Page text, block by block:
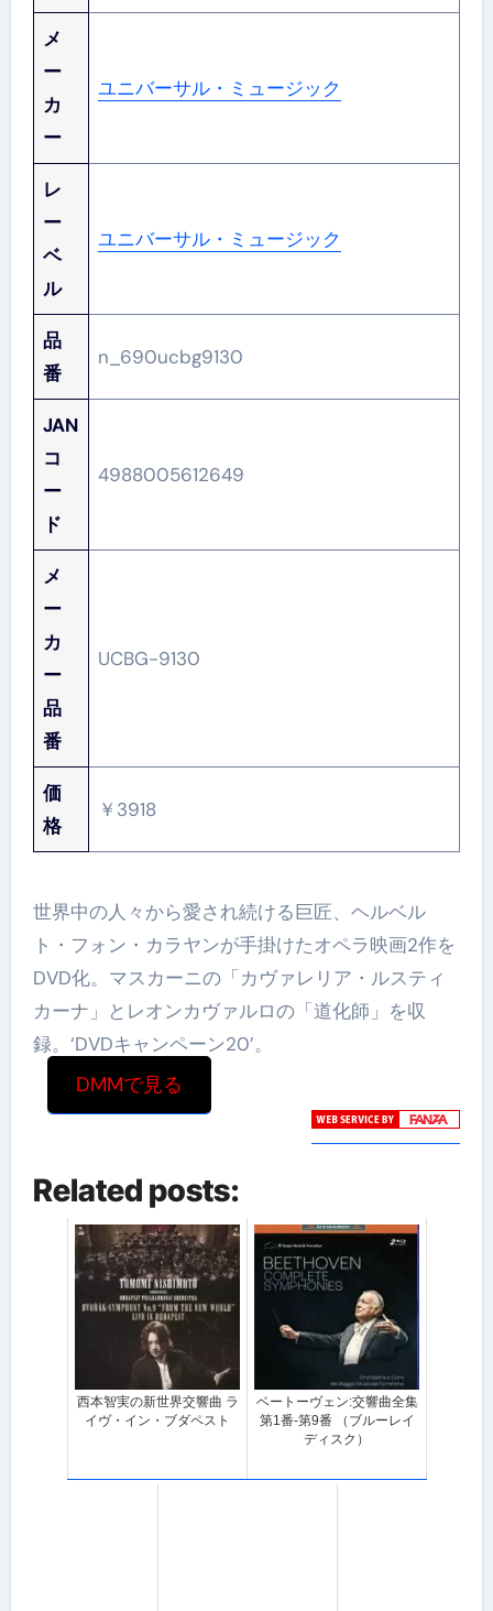
メ
ー
カ
ー
ユニバーサル・ミュージック
レ
ー
ベ
ル
ユニバーサル・ミュージック
品
番
n_690ucbg9130
JAN
コ
ー
ド
4988005612649
メ
ー
カ
ー
品
番
UCBG-9130
価
格
￥3918
世界中の人々から愛され続ける巨匠、ヘルベル
ト・フォン・カラヤンが手掛けたオペラ映画2作を
DVD化。マスカーニの「カヴァレリア・ルスティ
カーナ」とレオンカヴァルロの「道化師」を収
録。‘DVDキャンペーン20’。
DMMで見る
Related posts:
西本智実の新世界交響曲 ラ
イヴ・イン・ブダペスト
ベートーヴェン:交響曲全集
第1番-第9番 （ブルーレイ
ディスク）